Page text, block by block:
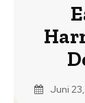
Juni